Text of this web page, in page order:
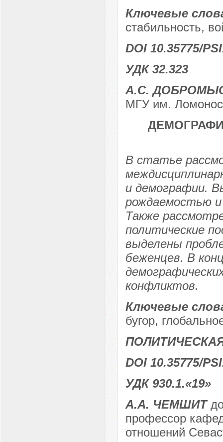
Ключевые
стабильность,
DOI 10.35775/
УДК 32.323
А.С.
МГУ им.
В статье
и демографии.
рождаемостью и
Также
политические
выделены
беженцев. В
конфликтов.
Ключевые
бугор,
DOI 10.35775/
УДК 930.1.«19»
А.А. ЧЕМШИТ
профессор
отношений